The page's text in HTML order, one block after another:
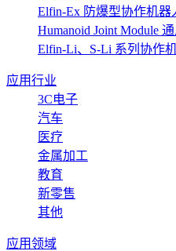
Elfin-Ex 防爆型协作机器
Humanoid Joint Module
Elfin-Li、S-Li 系列协作
应用行业
3C电子
汽车
医疗
金属加工
教育
新零售
其他
应用领域